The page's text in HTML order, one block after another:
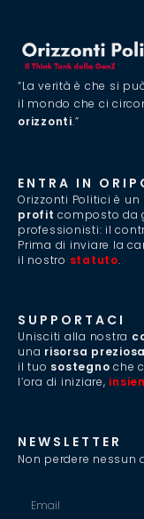
“La verità è che si
il mondo che ci
orizzonti.”
ENTRA IN
Orizzonti Politici è un
profit composto da
professionisti: il
Prima di inviare la
il nostro statuto.
SUPPORTACI
Unisciti alla nostra
una risorsa preziosa
il tuo sostegno che
l’ora di iniziare,
NEWSLETTER
Non perdere nessun